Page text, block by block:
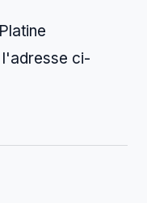
l'adresse ci-